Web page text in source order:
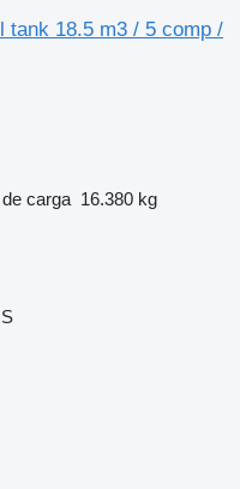
tank 18.5 m3 / 5 comp /
carga 16.380 kg